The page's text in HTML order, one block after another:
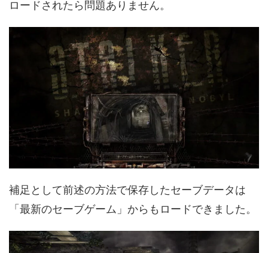
ロードされたら問題ありません。
補足として前述の方法で保存したセーブデータは
「最新のセーブゲーム」からもロードできました。